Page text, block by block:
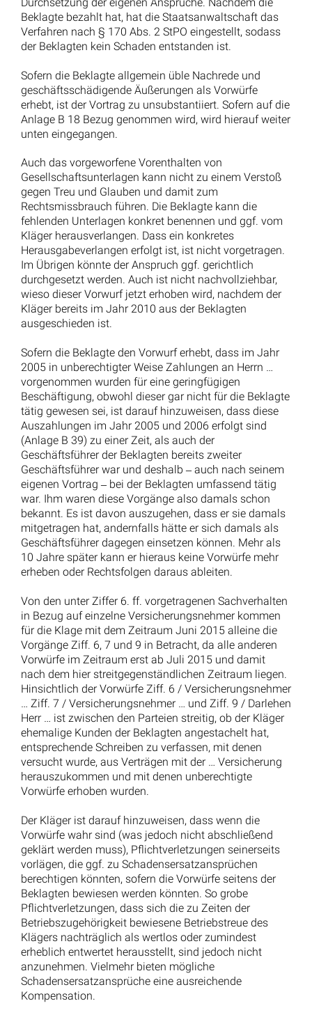
Beklagte bezahlt hat, hat die Staatsanwaltschaft das
Verfahren nach § 170 Abs. 2 StPO eingestellt, sodass
der Beklagten kein Schaden entstanden ist.
Sofern die Beklagte allgemein üble Nachrede und
geschäftsschädigende Äußerungen als Vorwürfe
erhebt, ist der Vortrag zu unsubstantiiert. Sofern auf die
Anlage B 18 Bezug genommen wird, wird hierauf weiter
unten eingegangen.
Auch das vorgeworfene Vorenthalten von
Gesellschaftsunterlagen kann nicht zu einem Verstoß
gegen Treu und Glauben und damit zum
Rechtsmissbrauch führen. Die Beklagte kann die
fehlenden Unterlagen konkret benennen und ggf. vom
Kläger herausverlangen. Dass ein konkretes
Herausgabeverlangen erfolgt ist, ist nicht vorgetragen.
Im Übrigen könnte der Anspruch ggf. gerichtlich
durchgesetzt werden. Auch ist nicht nachvollziehbar,
wieso dieser Vorwurf jetzt erhoben wird, nachdem der
Kläger bereits im Jahr 2010 aus der Beklagten
ausgeschieden ist.
Sofern die Beklagte den Vorwurf erhebt, dass im Jahr
2005 in unberechtigter Weise Zahlungen an Herrn …
vorgenommen wurden für eine geringfügigen
Beschäftigung, obwohl dieser gar nicht für die Beklagte
tätig gewesen sei, ist darauf hinzuweisen, dass diese
Auszahlungen im Jahr 2005 und 2006 erfolgt sind
(Anlage B 39) zu einer Zeit, als auch der
Geschäftsführer der Beklagten bereits zweiter
Geschäftsführer war und deshalb ‒ auch nach seinem
eigenen Vortrag ‒ bei der Beklagten umfassend tätig
war. Ihm waren diese Vorgänge also damals schon
bekannt. Es ist davon auszugehen, dass er sie damals
mitgetragen hat, andernfalls hätte er sich damals als
Geschäftsführer dagegen einsetzen können. Mehr als
10 Jahre später kann er hieraus keine Vorwürfe mehr
erheben oder Rechtsfolgen daraus ableiten.
Von den unter Ziffer 6. ff. vorgetragenen Sachverhalten
in Bezug auf einzelne Versicherungsnehmer kommen
für die Klage mit dem Zeitraum Juni 2015 alleine die
Vorgänge Ziff. 6, 7 und 9 in Betracht, da alle anderen
Vorwürfe im Zeitraum erst ab Juli 2015 und damit
nach dem hier streitgegenständlichen Zeitraum liegen.
Hinsichtlich der Vorwürfe Ziff. 6 / Versicherungsnehmer
… Ziff. 7 / Versicherungsnehmer … und Ziff. 9 / Darlehen
Herr … ist zwischen den Parteien streitig, ob der Kläger
ehemalige Kunden der Beklagten angestachelt hat,
entsprechende Schreiben zu verfassen, mit denen
versucht wurde, aus Verträgen mit der … Versicherung
herauszukommen und mit denen unberechtigte
Vorwürfe erhoben wurden.
Der Kläger ist darauf hinzuweisen, dass wenn die
Vorwürfe wahr sind (was jedoch nicht abschließend
geklärt werden muss), Pflichtverletzungen seinerseits
vorlägen, die ggf. zu Schadensersatzansprüchen
berechtigen könnten, sofern die Vorwürfe seitens der
Beklagten bewiesen werden könnten. So grobe
Pflichtverletzungen, dass sich die zu Zeiten der
Betriebszugehörigkeit bewiesene Betriebstreue des
Klägers nachträglich als wertlos oder zumindest
erheblich entwertet herausstellt, sind jedoch nicht
anzunehmen. Vielmehr bieten mögliche
Schadensersatzansprüche eine ausreichende
Kompensation.